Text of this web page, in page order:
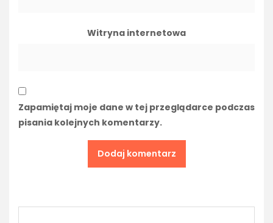
Witryna internetowa
Zapamiętaj moje dane w tej przeglądarce podczas
pisania kolejnych komentarzy.